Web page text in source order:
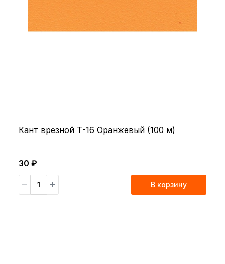
Кант врезной Т-16 Оранжевый (100 м)
30 ₽
В корзину